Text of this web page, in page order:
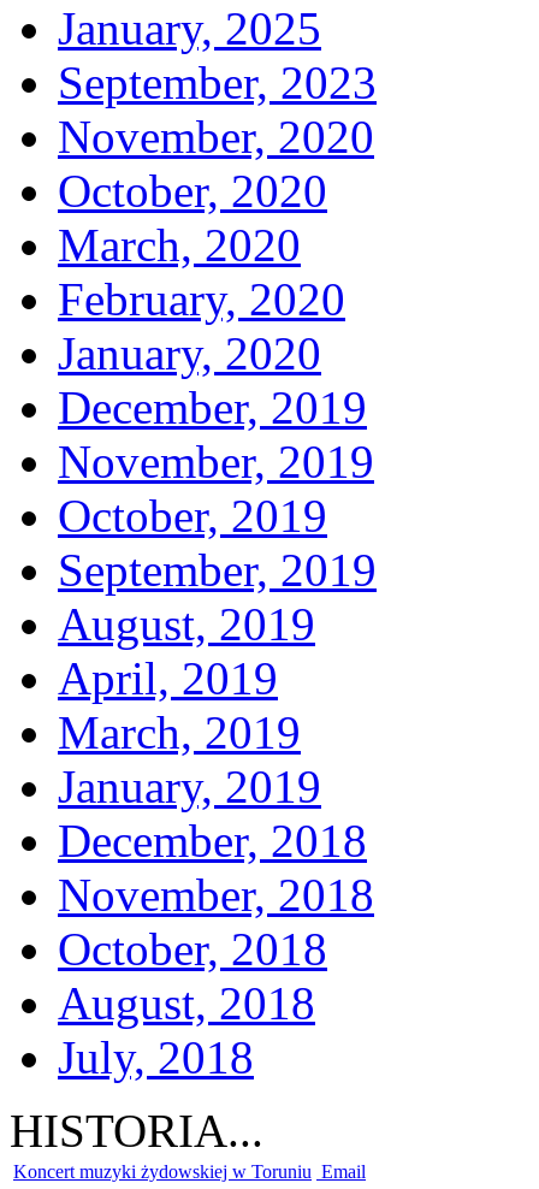
January, 2025
September, 2023
November, 2020
October, 2020
March, 2020
February, 2020
January, 2020
December, 2019
November, 2019
October, 2019
September, 2019
August, 2019
April, 2019
March, 2019
January, 2019
December, 2018
November, 2018
October, 2018
August, 2018
July, 2018
HISTORIA...
Koncert muzyki żydowskiej w Toruniu Email